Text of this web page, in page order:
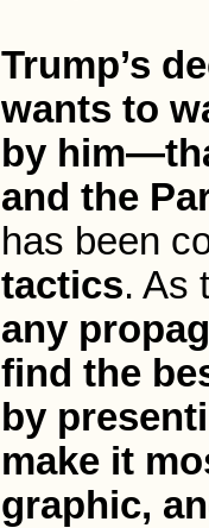
Trump’s
wants to
by
and the
has been
tactics. As
any
find the
by
make it
graphic,